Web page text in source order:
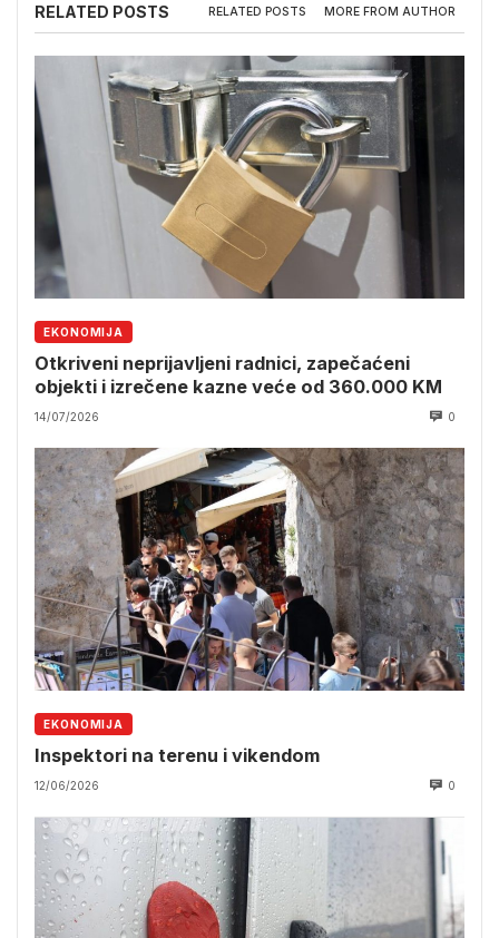
RELATED POSTS RELATED POSTS MORE FROM AUTHOR
EKONOMIJA
Otkriveni neprijavljeni radnici, zapečaćeni
objekti i izrečene kazne veće od 360.000 KM
14/07/2026 0
EKONOMIJA
Inspektori na terenu i vikendom
12/06/2026 0